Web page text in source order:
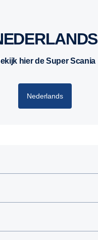
NEDERLANDS
Bekijk hier de Super Scania
Nederlands